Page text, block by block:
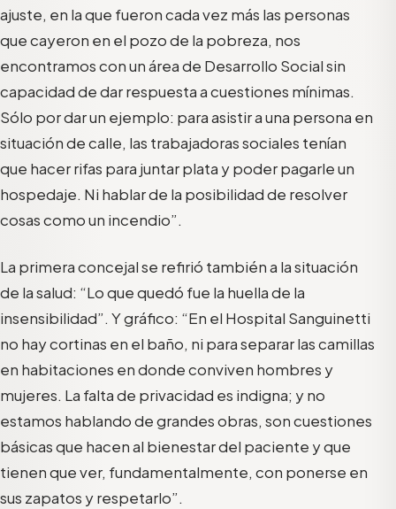
ajuste, en la que fueron cada vez más las personas
que cayeron en el pozo de la pobreza, nos
encontramos con un área de Desarrollo Social sin
capacidad de dar respuesta a cuestiones mínimas.
Sólo por dar un ejemplo: para asistir a una persona en
situación de calle, las trabajadoras sociales tenían
que hacer rifas para juntar plata y poder pagarle un
hospedaje. Ni hablar de la posibilidad de resolver
cosas como un incendio”.
La primera concejal se refirió también a la situación
de la salud: “Lo que quedó fue la huella de la
insensibilidad”. Y gráfico: “En el Hospital Sanguinetti
no hay cortinas en el baño, ni para separar las camillas
en habitaciones en donde conviven hombres y
mujeres. La falta de privacidad es indigna; y no
estamos hablando de grandes obras, son cuestiones
básicas que hacen al bienestar del paciente y que
tienen que ver, fundamentalmente, con ponerse en
sus zapatos y respetarlo”.